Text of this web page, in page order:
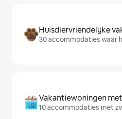
Huisdiervriendelijke
30 accommodaties waar
Vakantiewoningen
10 accommodaties met